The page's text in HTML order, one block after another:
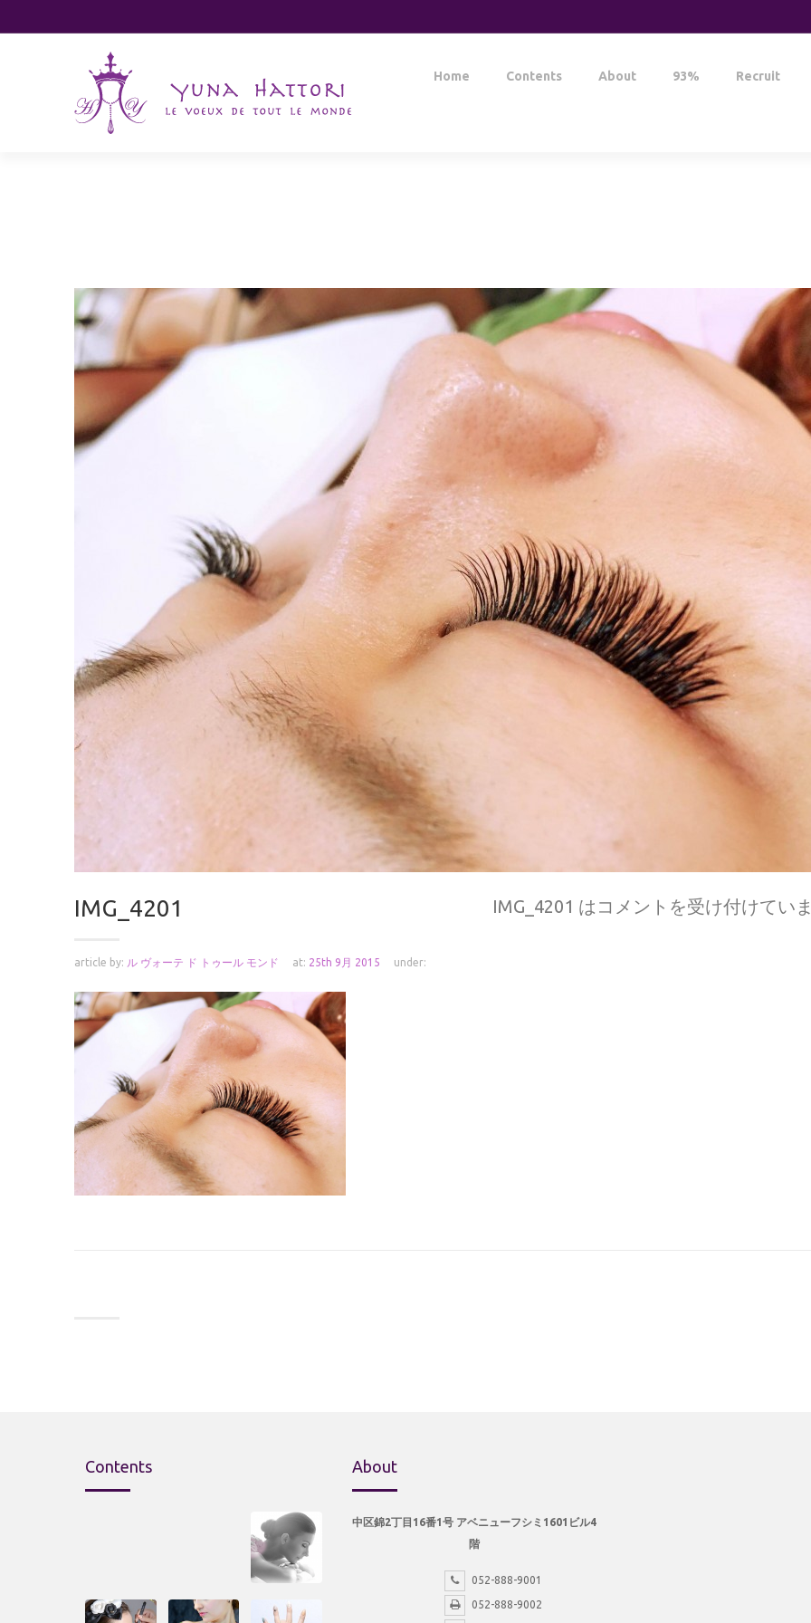
Home Contents About 93% Recruit
IMG_4201 IMG_4201 は コメントを受け付けてい
article by: ル ヴォーテ ド トゥール モンド at: 25th 9月 2015 under:
Contents About
中区錦2丁目16番1号 アベニューフシミ1601ビル4
階
052-888-9001
052-888-9002